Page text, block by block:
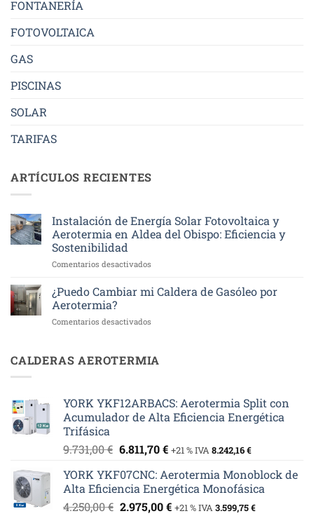
FONTANERÍA
FOTOVOLTAICA
GAS
PISCINAS
SOLAR
TARIFAS
ARTÍCULOS RECIENTES
Instalación de Energía Solar Fotovoltaica y
Aerotermia en Aldea del Obispo: Eficiencia y
Sostenibilidad
Comentarios desactivados
de
Energía
en
Eficiencia
y
¿Puedo Cambiar mi Caldera de Gasóleo por
Aerotermia?
Comentarios desactivados
mi
Caldera
por
Aerotermia?
CALDERAS AEROTERMIA
YORK YKF12ARBACS: Aerotermia Split con
Acumulador de Alta Eficiencia Energética
Trifásica
9.731,00€ El
original
era:
9.731,00 €.
6.811,70€El
actual
es:
6.811,70 €.
+21 % IVA 8.242,16€
YORK YKF07CNC: Aerotermia Monoblock de
Alta Eficiencia Energética Monofásica
4.250,00€ El
2.975,00€El
+21 % IVA 3.599,75€